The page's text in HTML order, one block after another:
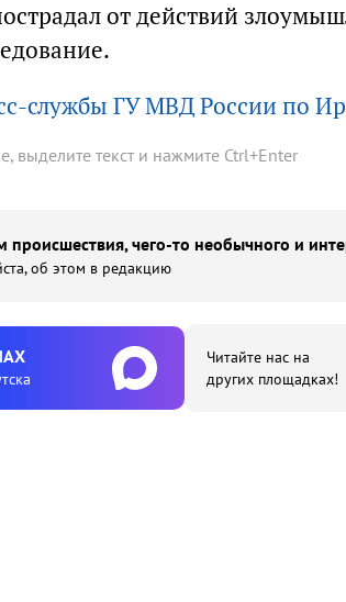
от действий
службы ГУ МВД России по
выделите текст и нажмите Ctrl+Enter
происшествия, чего-то необычного и
об этом в редакцию
Читайте нас на
других площадках!